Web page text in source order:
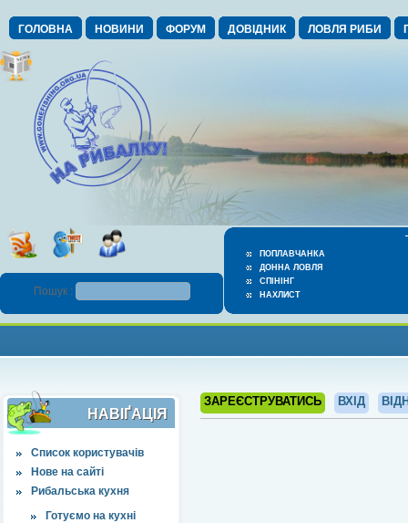
ГОЛОВНА НОВИНИ ФОРУМ ДОВІДНИК ЛОВЛЯ РИБИ
ПОПЛАВЧАНКА
ДОННА ЛОВЛЯ
СПІНІНГ
НАХЛИСТ
Пошук :
НАВІҐАЦІЯ
Список користувачів
Нове на сайті
Рибальська кухня
Готуємо на кухні
ЗАРЕЄСТРУВАТИСЬ ВХІД